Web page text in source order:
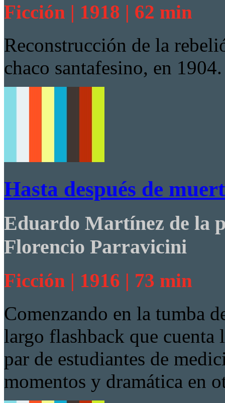
Ficción | 1918 | 62 min
Reconstrucción de la
chaco santafesino, en 1904.
Hasta después de
Eduardo Martínez de la
Florencio Parravicini
Ficción | 1916 | 73 min
Comenzando en la tumba
largo flashback que cuenta
par de estudiantes de
momentos y dramática en